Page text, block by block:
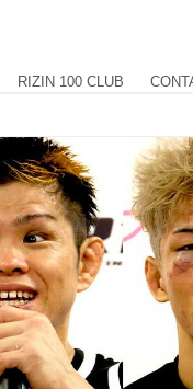
RIZIN 100 CLUB